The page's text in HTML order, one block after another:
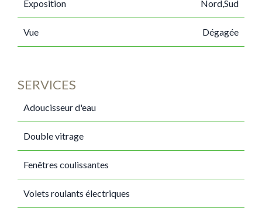
Exposition Nord,Sud
Vue Dégagée
SERVICES
Adoucisseur d'eau
Double vitrage
Fenêtres coulissantes
Volets roulants électriques